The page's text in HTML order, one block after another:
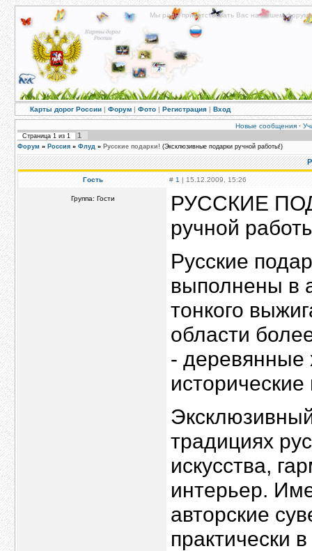
Мы рады приветствовать Вас на нашем
Карты дорог России | Форум | Фото | Регистрация | Вход
Новые сообщения·
Страница 1 из 1 1
Форум » Россия » Флуд » Русские подарки! (Эксклюзивные подарки ручной работы!)
Гость # 1 | 15.12.2009, 15:26
Группа: Гости
РУССКИЕ
ручной
Русские
выполнены в
тонкого
области
- деревянные
традициях
искусства,
интерьер.
авторские
практически